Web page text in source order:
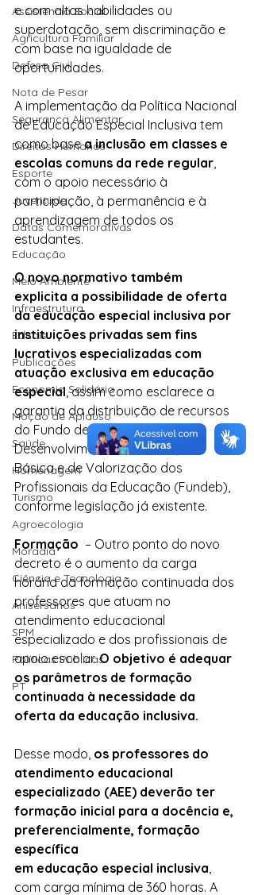
Assistência Social
Agricultura Familiar
Defesa Civil
Nota de Pesar
Segurança Alimentar
Direitos Humanos
Esporte
Juventude
Datas Comemorativas
Educação
Meio Ambiente
Infraestrutura
Editais
Publicações
Economia Solidária
Moção de Aplauso
Saúde
Homenagem
Turismo
Agroecologia
Moradia
Ciência e Tecnologia
Anisersários
SPM
Políticas Públicas
PT
e com altas habilidades ou
superdotação, sem discriminação e
com base na igualdade de
oportunidades.
A implementação da Política Nacional
de Educação Especial Inclusiva tem
como base a inclusão em classes e
escolas comuns da rede regular
com o apoio necessário à
participação, à permanência e à
aprendizagem de todos os
estudantes.
O novo normativo também
explicita a possibilidade de oferta
da educação especial inclusiva por
instituições privadas sem fins
lucrativos especializadas com
atuação exclusiva em educação
especial , assim como esclarece a
garantia da distribuição de recursos
do Fundo de Manutenção e
Desenvolvimento da Educação
Básica e de Valorização dos
Profissionais da Educação (Fundeb),
conforme legislação já existente.
Formação – Outro ponto do novo
decreto é o aumento da carga
horária da formação continuada dos
professores que atuam no
atendimento educacional
especializado e dos profissionais de
apoio escolar. O objetivo é adequar
os parâmetros de formação
continuada à necessidade da
oferta da educação inclusiva.
Desse modo, os professores do
atendimento educacional
especializado (AEE) deverão ter
formação inicial para a docência e,
preferencialmente, formação
específica
em educação especial inclusiva
com carga mínima de 360 horas. A